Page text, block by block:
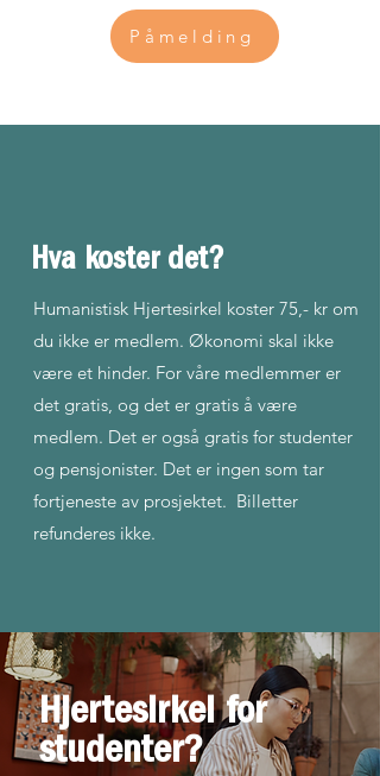
Påmelding
Hva koster det?
Humanistisk Hjertesirkel koster 75,- kr om
du ikke er medlem. Økonomi skal ikke
være et hinder. For våre medlemmer er
det gratis, og det er gratis å være
medlem. Det er også gratis for studenter
og pensjonister. Det er ingen som tar
fortjeneste av prosjektet. Billetter
refunderes ikke.
Hjertesirkel for
studenter?